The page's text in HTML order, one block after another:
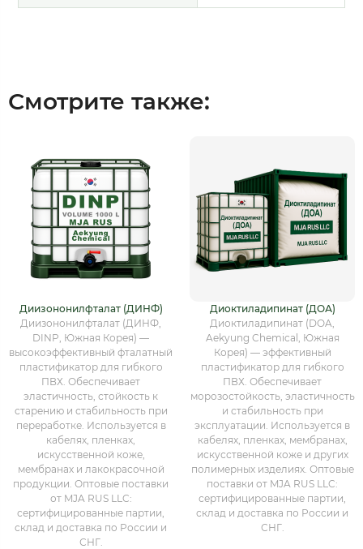
Смотрите также:
Диизононилфталат (ДИНФ)
Диизононилфталат (ДИНФ,
DINP, Южная Корея) —
высокоэффективный фталатный
пластификатор для гибкого
ПВХ. Обеспечивает
эластичность, стойкость к
старению и стабильность при
переработке. Используется в
кабелях, пленках,
искусственной коже,
мембранах и лакокрасочной
продукции. Оптовые поставки
от MJA RUS LLC:
сертифицированные партии,
склад и доставка по России и
СНГ.
Диоктиладипинат (ДОА)
Диоктиладипинат (DOA,
Aekyung Chemical, Южная
Корея) — эффективный
пластификатор для гибкого
ПВХ. Обеспечивает
морозостойкость, эластичность
и стабильность при
эксплуатации. Используется в
кабелях, пленках, мембранах,
искусственной коже и других
полимерных изделиях. Оптовые
поставки от MJA RUS LLC:
сертифицированные партии,
склад и доставка по России и
СНГ.